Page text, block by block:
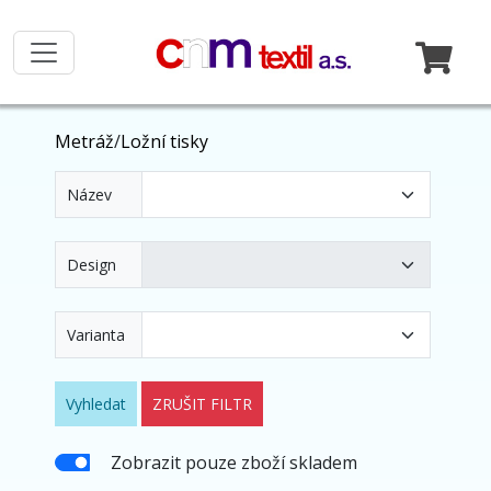
Metráž/Ložní tisky
Název
Design
Varianta
Vyhledat ZRUŠIT FILTR
Zobrazit pouze zboží skladem